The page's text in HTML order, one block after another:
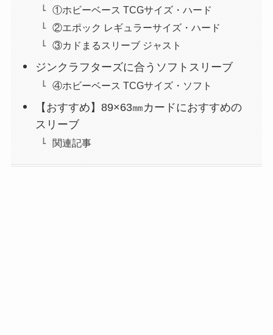
①ホビーベース TCGサイズ・ハード
②エポック レギュラーサイズ・ハード
③カドまるスリーブ ジャスト
ジンクラフターズに合うソフトスリーブ
④ホビーベース TCGサイズ・ソフト
【おすすめ】89×63㎜カードにおすすめの
スリーブ
関連記事